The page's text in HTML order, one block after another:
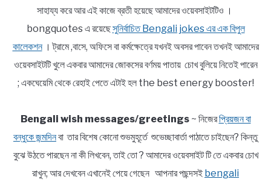
সাহায্য করে আর এই কাজে ব্রতী হয়েছে আমাদের ওয়েবসাইটটিও ।
bongquotes এ রয়েছেসুনির্বাচিত Bengali jokes এর এক বিপুল
কালেকশন। ট্রামে ,বাসে, অফিসে বা কর্মক্ষেত্রে যখনই অবসর পাবেন তখনই আমাদের
ওয়েবসাইটটি খুলে একবার আমাদের জোকসের বর্ণময় পাতায় চোখ বুলিয়ে নিতেই পারেন
; একঘেয়েমি থেকে রেহাই পেতে এটাই হল the best energy booster!
Bengali wish messages/greetings~ নিজেরপ্রিয়জন বা
বন্ধুকে জন্মদিনবা তার বিশেষ কোনো শুভমুহূর্তে শুভেচ্ছাবার্তা পাঠাতে চাইছেন? কিন্তু
বুঝে উঠতে পারছেন না কী লিখবেন, তাই তো ? আমাদের ওয়েবসাইট টি তে একবার চোখ
রাখুন; আর দেখবেন এখানেই পেয়ে গেছেন আপনার পছন্দসই bengali